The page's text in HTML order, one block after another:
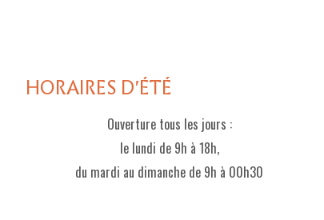
HORAIRES D'ÉTÉ
Ouverture tous les jours :
le lundi de 9h à 18h,
du mardi au dimanche de 9h à 00h30